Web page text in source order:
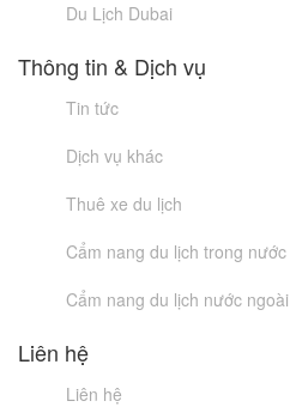
Du Lịch Dubai
Thông tin & Dịch vụ
Tin tức
Dịch vụ khác
Thuê xe du lịch
Cẩm nang du lịch trong nước
Cẩm nang du lịch nước ngoài
Liên hệ
Liên hệ